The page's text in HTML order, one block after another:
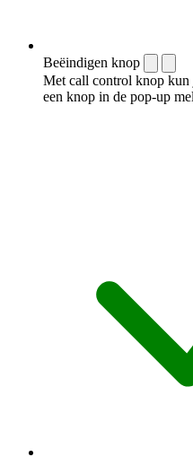
Beëindigen knop
Met call control knop kun
een knop in de pop-up